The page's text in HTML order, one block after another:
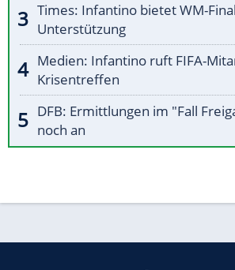
Times: Infantino bietet WM-
Unterstützung
Medien: Infantino ruft FIFA-
Krisentreffen
DFB: Ermittlungen im "Fall
noch an